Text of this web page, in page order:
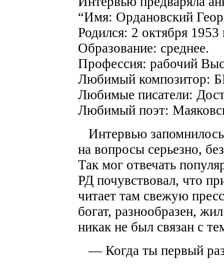
“Имя: Ордановский
Родился: 2 октября 1953
Образование: среднее.
Профессия: рабочий
Любимый композитор:
Любимые писатели:
Любимый поэт:
Интервью
на вопросы серьезно,
Так мог отвечать
РД почувствовал, что
читает там свежую
богат, разнообразен,
никак не был связан с
— Когда ты первый раз